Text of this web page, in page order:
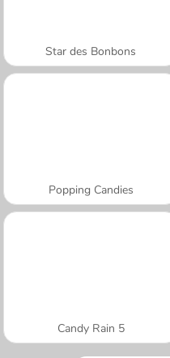
Star des Bonbons
Popping Candies
Candy Rain 5